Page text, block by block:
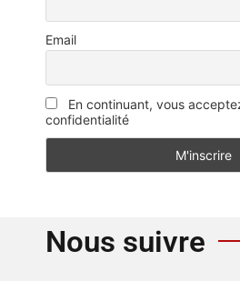
Email
En continuant, vous
confidentialité
Nous suivre